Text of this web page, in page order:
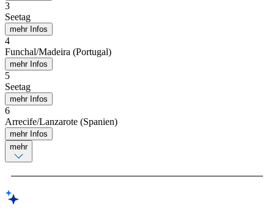
3
Seetag
mehr Infos
4
Funchal/Madeira (Portugal)
mehr Infos
5
Seetag
mehr Infos
6
Arrecife/Lanzarote (Spanien)
mehr Infos
mehr